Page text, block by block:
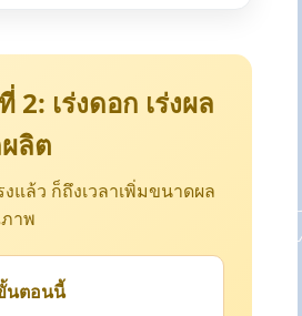
2: เร่งดอก เร่งผล
ลิต
แล้ว ก็ถึงเวลาเพิ่มขนาดผล
าพ
นตอนนี้